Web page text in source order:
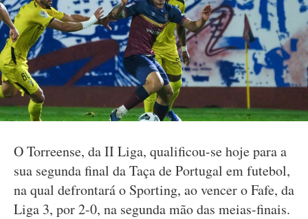
O Torreense, da II Liga, qualificou-se hoje para a
sua segunda final da Taça de Portugal em futebol,
na qual defrontará o Sporting, ao vencer o Fafe, da
Liga 3, por 2-0, na segunda mão das meias-finais.